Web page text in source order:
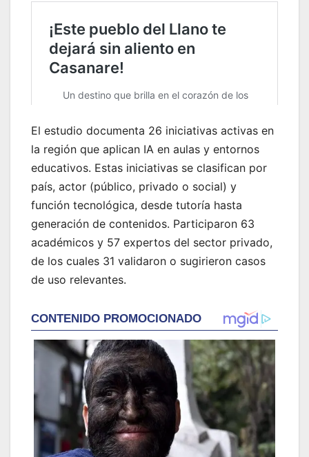
El estudio documenta 26 iniciativas activas en
la región que aplican IA en aulas y entornos
educativos. Estas iniciativas se clasifican por
país, actor (público, privado o social) y
función tecnológica, desde tutoría hasta
generación de contenidos. Participaron 63
académicos y 57 expertos del sector privado,
de los cuales 31 validaron o sugirieron casos
de uso relevantes.